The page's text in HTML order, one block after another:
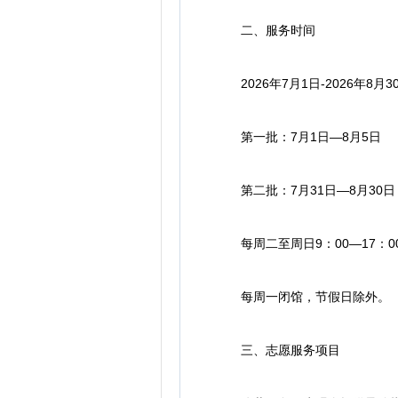
二、服务时间
2026年7月1日-2026年8月
第一批：7月1日—8月5日
第二批：7月31日—8月30日
每周二至周日9：00—17：
每周一闭馆，节假日除外。
三、志愿服务项目